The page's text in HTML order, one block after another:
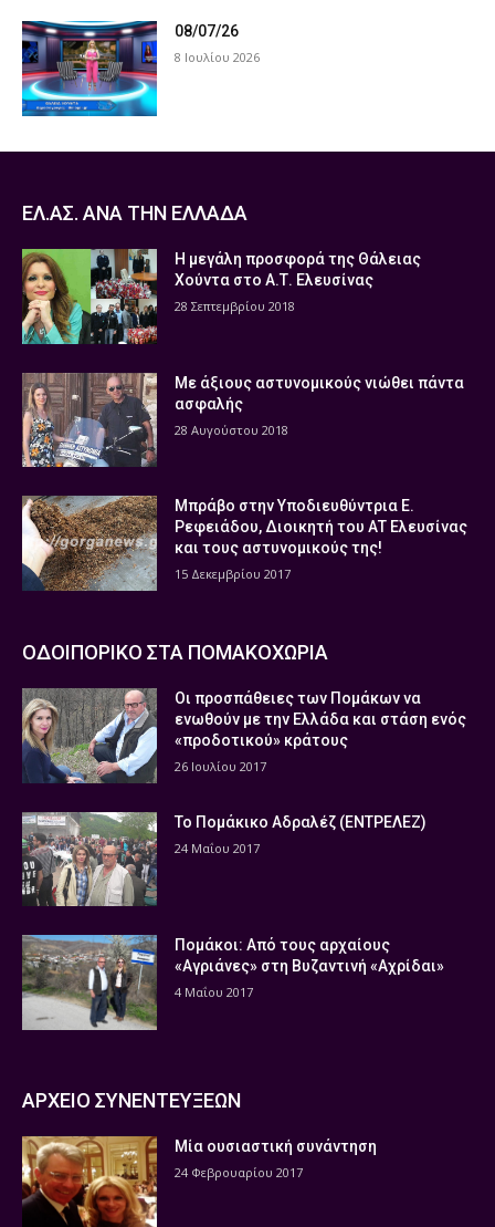
08/07/26
8 Ιουλίου 2026
ΕΛ.ΑΣ. ΑΝΑ ΤΗΝ ΕΛΛΑΔΑ
Η μεγάλη προσφορά της Θάλειας
Χούντα στο Α.Τ. Ελευσίνας
28 Σεπτεμβρίου 2018
Με άξιους αστυνομικούς νιώθει πάντα
ασφαλής
28 Αυγούστου 2018
Μπράβο στην Υποδιευθύντρια Ε.
Ρεφειάδου, Διοικητή του ΑΤ Ελευσίνας
και τους αστυνομικούς της!
15 Δεκεμβρίου 2017
ΟΔΟΙΠΟΡΙΚΟ ΣΤΑ ΠΟΜΑΚΟΧΩΡΙΑ
Οι προσπάθειες των Πομάκων να
ενωθούν με την Ελλάδα και στάση ενός
«προδοτικού» κράτους
26 Ιουλίου 2017
Το Πομάκικο Αδραλέζ (ΕΝΤΡΕΛΕΖ)
24 Μαΐου 2017
Πομάκοι: Από τους αρχαίους
«Αγριάνες» στη Βυζαντινή «Αχρίδαι»
4 Μαΐου 2017
ΑΡΧΕΙΟ ΣΥΝΕΝΤΕΥΞΕΩΝ
Μία ουσιαστική συνάντηση
24 Φεβρουαρίου 2017